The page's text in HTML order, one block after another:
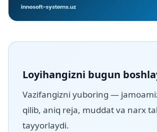
Loyihangizni bugun
Vazifangizni yuboring —
qilib, aniq reja, muddat va narx
tayyorlaydi.